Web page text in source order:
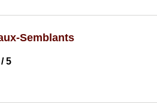
Semblants
5